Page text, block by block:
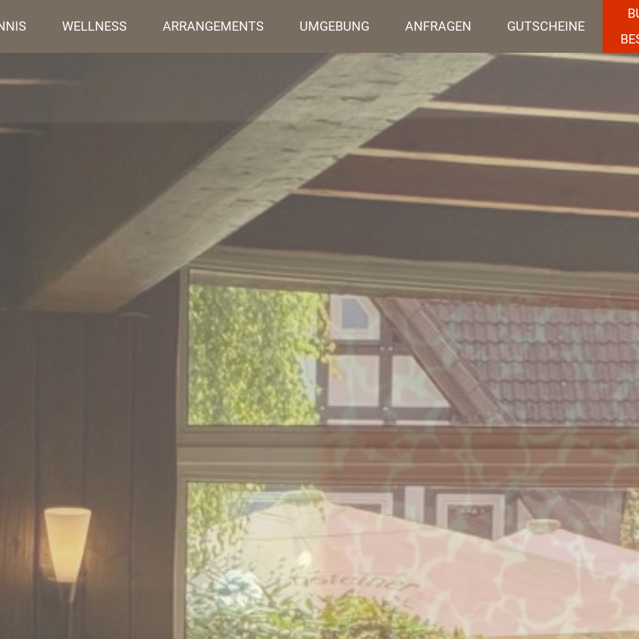
WELLNESS ARRANGEMENTS UMGEBUNG ANFRAGEN GUTSCHEINE